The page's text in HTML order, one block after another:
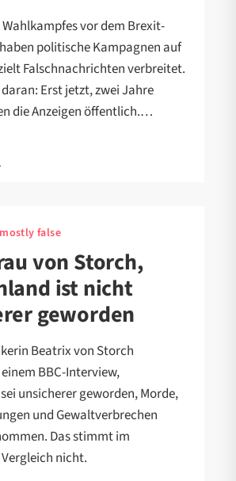
vor dem Brexit-
politische Kampagnen auf
Falschnachrichten verbreitet.
Erst jetzt, zwei Jahre
die Anzeigen öffentlich.…
false
von Storch,
ist nicht
geworden
Beatrix von Storch
BBC-Interview,
unsicherer geworden, Morde,
und Gewaltverbrechen
Das stimmt im
nicht.